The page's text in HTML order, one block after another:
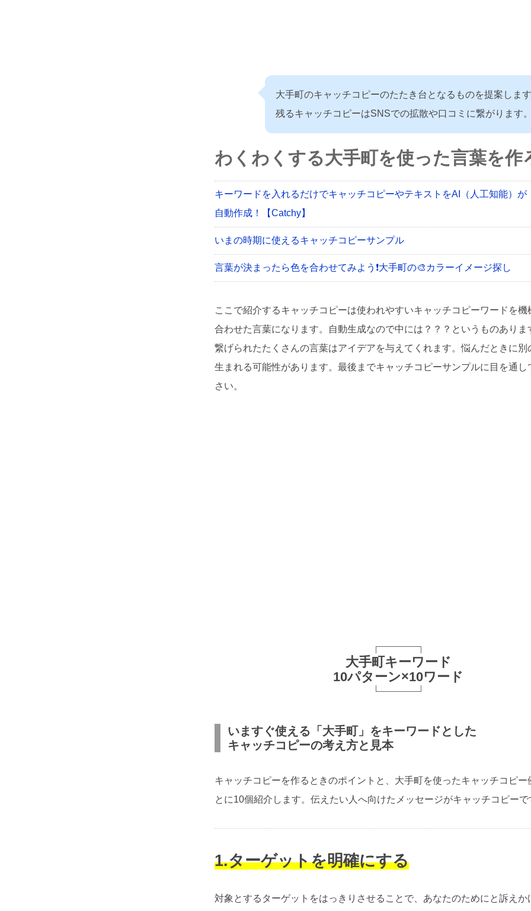
大手町のキャッチコピーのたたき台となるものを提案しま
残るキャッチコピーはSNSでの拡散や口コミに繋がります。
わくわくする大手町を使った言葉を作
キーワードを入れるだけでキャッチコピーやテキストをAI（人工知能）が
自動作成！【Catchy】
いまの時期に使えるキャッチコピーサンプル
言葉が決まったら色を合わせてみよう❗大手町の🎨カラーイメージ探し
ここで紹介するキャッチコピーは使われやすいキャッチコピーワードを機
合わせた言葉になります。自動生成なので中には？？？というものありま
繋げられたたくさんの言葉はアイデアを与えてくれます。悩んだときに別
生まれる可能性があります。最後までキャッチコピーサンプルに目を通し
さい。
大手町キーワード
10パターン×10ワード
いますぐ使える「大手町」をキーワードとした
キャッチコピーの考え方と見本
キャッチコピーを作るときのポイントと、大手町を使ったキャッチコピー
とに10個紹介します。伝えたい人へ向けたメッセージがキャッチコピーで
1.ターゲットを明確にする
対象とするターゲットをはっきりさせることで、あなたのためにと訴えか